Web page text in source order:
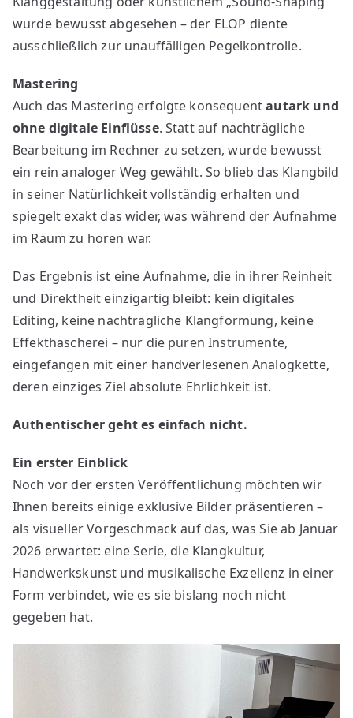
wurde bewusst abgesehen – der ELOP diente
ausschließlich zur unauffälligen Pegelkontrolle.
Mastering
Auch das Mastering erfolgte konsequentautark und
ohne digitale Einflüsse. Statt auf nachträgliche
Bearbeitung im Rechner zu setzen, wurde bewusst
ein rein analoger Weg gewählt. So blieb das Klangbild
in seiner Natürlichkeit vollständig erhalten und
spiegelt exakt das wider, was während der Aufnahme
im Raum zu hören war.
Das Ergebnis ist eine Aufnahme, die in ihrer Reinheit
und Direktheit einzigartig bleibt: kein digitales
Editing, keine nachträgliche Klangformung, keine
Effekthascherei – nur die puren Instrumente,
eingefangen mit einer handverlesenen Analogkette,
deren einziges Ziel absolute Ehrlichkeit ist.
Authentischer geht es einfach nicht.
Ein erster Einblick
Noch vor der ersten Veröffentlichung möchten wir
Ihnen bereits einige exklusive Bilder präsentieren –
als visueller Vorgeschmack auf das, was Sie ab Januar
2026 erwartet: eine Serie, die Klangkultur,
Handwerkskunst und musikalische Exzellenz in einer
Form verbindet, wie es sie bislang noch nicht
gegeben hat.